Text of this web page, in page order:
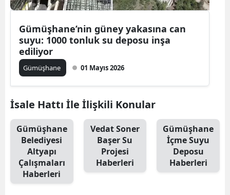
Denizli
Diyarbakır
Eskişehir
Gaziantep
Gümüşhane’nin güney yakasına can
suyu: 1000 tonluk su deposu inşa
ediliyor
Gümüşhane 01 Mayıs 2026
İsale Hattı İle İlişkili Konular
Gümüşhane
Belediyesi
Altyapı
Çalışmaları
Haberleri
Vedat Soner
Başer Su
Projesi
Haberleri
Gümüşhane
İçme Suyu
Deposu
Haberleri